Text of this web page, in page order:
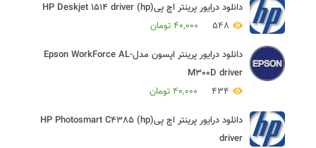
دانلود درایور پرینتر اچ پی(hp) HP Deskjet 1514 driver
548
40,000 تومان
دانلود درایور پرینتر اپسون مدلEpson WorkForce AL-
M300D driver
434
40,000 تومان
دانلود درایور پرینتر اچ پی(hp) HP Photosmart C4385
driver